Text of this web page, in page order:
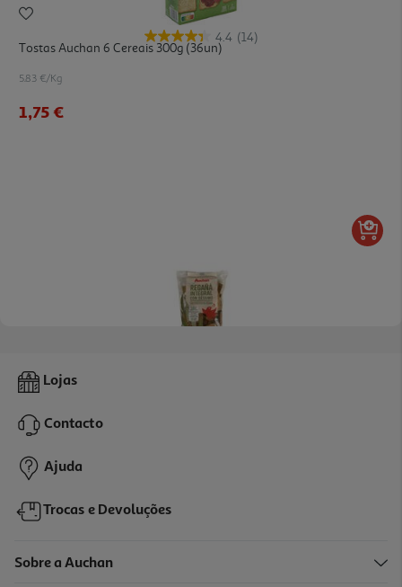
4.4 (14)
Tostas Auchan 6 Cereais 300g (36un)
5.83 €/Kg
1,75 €
Regañá Integral Auchan Sementes Sésamo 150 G
1,10 €
Lojas
Contacto
Ajuda
Trocas e Devoluções
Sobre a Auchan